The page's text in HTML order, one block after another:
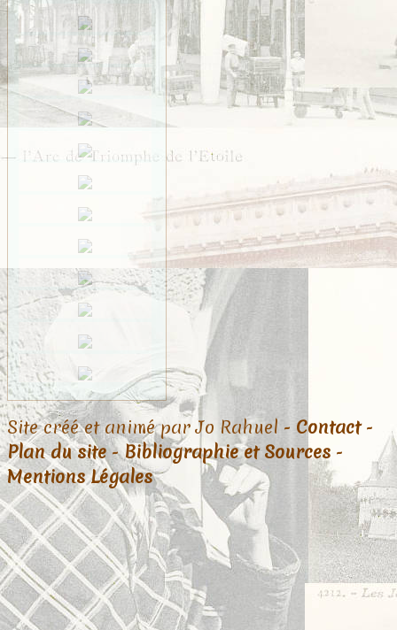
Site créé et animé par Jo Rahuel - Contact-
Plan du site-Bibliographie et Sources -
Mentions Légales